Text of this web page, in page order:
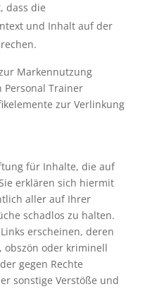
dass die
und Inhalt auf der
Markennutzung
Personal Trainer
zur Verlinkung
für Inhalte, die auf
erklären sich hiermit
aller auf Ihrer
schadlos zu halten.
erscheinen, deren
obszön oder kriminell
gegen Rechte
sonstige Verstöße und